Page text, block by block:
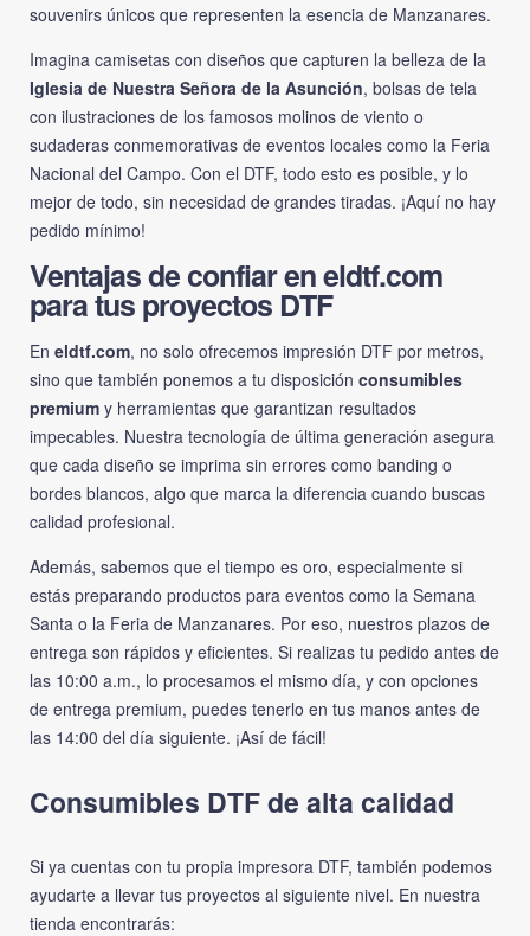
souvenirs únicos que representen la esencia de Manzanares.
Imagina camisetas con diseños que capturen la belleza de la
Iglesia de Nuestra Señora de la Asunción, bolsas de tela
con ilustraciones de los famosos molinos de viento o
sudaderas conmemorativas de eventos locales como la Feria
Nacional del Campo. Con el DTF, todo esto es posible, y lo
mejor de todo, sin necesidad de grandes tiradas. ¡Aquí no hay
pedido mínimo!
Ventajas de confiar en eldtf.com
para tus proyectos DTF
En eldtf.com, no solo ofrecemos impresión DTF por metros,
sino que también ponemos a tu disposición consumibles
premium y herramientas que garantizan resultados
impecables. Nuestra tecnología de última generación asegura
que cada diseño se imprima sin errores como banding o
bordes blancos, algo que marca la diferencia cuando buscas
calidad profesional.
Además, sabemos que el tiempo es oro, especialmente si
estás preparando productos para eventos como la Semana
Santa o la Feria de Manzanares. Por eso, nuestros plazos de
entrega son rápidos y eficientes. Si realizas tu pedido antes de
las 10:00 a.m., lo procesamos el mismo día, y con opciones
de entrega premium, puedes tenerlo en tus manos antes de
las 14:00 del día siguiente. ¡Así de fácil!
Consumibles DTF de alta calidad
Si ya cuentas con tu propia impresora DTF, también podemos
ayudarte a llevar tus proyectos al siguiente nivel. En nuestra
tienda encontrarás: